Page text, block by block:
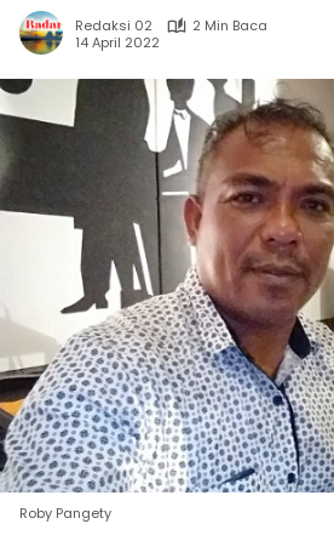
Redaksi 02
2 Min Baca
14 April 2022
Roby Pangety